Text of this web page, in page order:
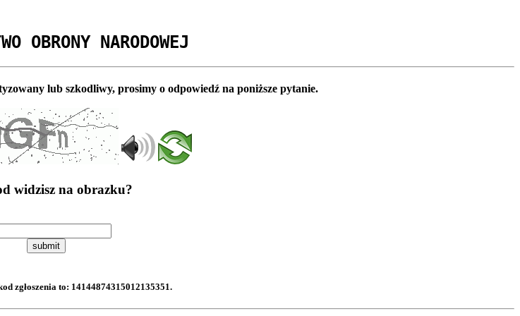
OBRONY NARODOWEJ
lub szkodliwy, prosimy o odpowiedź na poniższe pytanie.
widzisz na obrazku?
submit
zgłoszenia to: 14144874315012135351.